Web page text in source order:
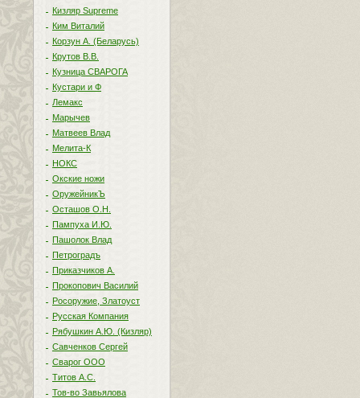
Кизляр Supreme
Ким Виталий
Корзун А. (Беларусь)
Крутов В.В.
Кузница СВАРОГА
Кустари и Ф
Лемакс
Марычев
Матвеев Влад
Мелита-К
НОКС
Окские ножи
ОружейникЪ
Осташов О.Н.
Пампуха И.Ю.
Пашолок Влад
Петроградъ
Приказчиков А.
Прокопович Василий
Росоружие, Златоуст
Русская Компания
Рябушкин А.Ю. (Кизляр)
Савченков Сергей
Сварог ООО
Титов А.С.
Тов-во Завьялова